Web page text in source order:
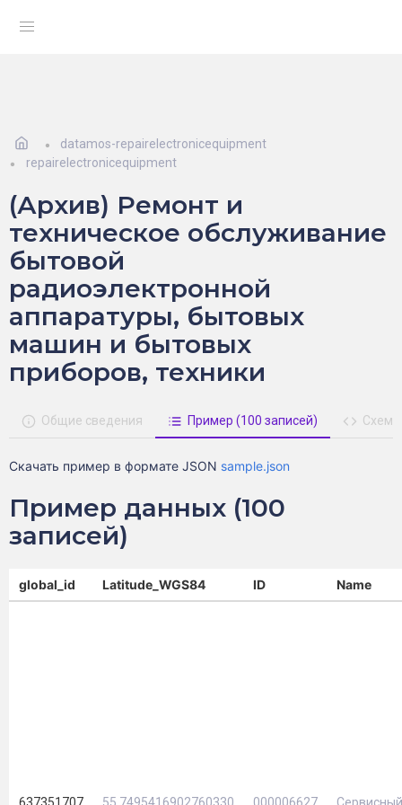
datamos-repairelectronicequipment
repairelectronicequipment
(Архив) Ремонт и
техническое обслуживание
бытовой
радиоэлектронной
аппаратуры, бытовых
машин и бытовых
приборов, техники
Общие сведения Пример (100 записей) Схема
Скачать пример в формате JSON sample.json
Пример данных (100
записей)
global_id Latitude_WGS84 ID Name